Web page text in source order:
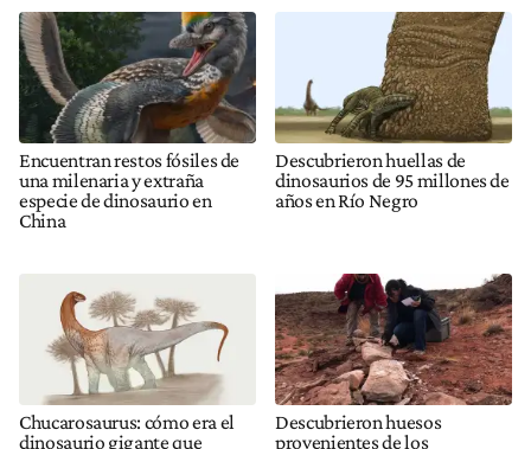
Encuentran restos fósiles de
una milenaria y extraña
especie de dinosaurio en
China
Descubrieron huellas de
dinosaurios de 95 millones de
años en Río Negro
Chucarosaurus: cómo era el
dinosaurio gigante que
Descubrieron huesos
provenientes de los